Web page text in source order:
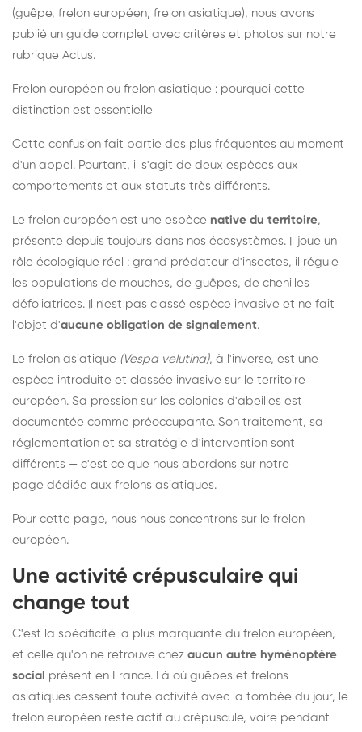
(guêpe, frelon européen, frelon asiatique), nous avons
publié un guide complet avec critères et photos sur notre
rubrique Actus.
Frelon européen ou frelon asiatique : pourquoi cette
distinction est essentielle
Cette confusion fait partie des plus fréquentes au moment
d'un appel. Pourtant, il s'agit de deux espèces aux
comportements et aux statuts très différents.
Le frelon européen est une espèce native du territoire,
présente depuis toujours dans nos écosystèmes. Il joue un
rôle écologique réel : grand prédateur d'insectes, il régule
les populations de mouches, de guêpes, de chenilles
défoliatrices. Il n'est pas classé espèce invasive et ne fait
l'objet d'aucune obligation de signalement.
Le frelon asiatique (Vespa velutina), à l'inverse, est une
espèce introduite et classée invasive sur le territoire
européen. Sa pression sur les colonies d'abeilles est
documentée comme préoccupante. Son traitement, sa
réglementation et sa stratégie d'intervention sont
différents — c'est ce que nous abordons sur notre
page dédiée aux frelons asiatiques.
Pour cette page, nous nous concentrons sur le frelon
européen.
Une activité crépusculaire qui
change tout
C'est la spécificité la plus marquante du frelon européen,
et celle qu'on ne retrouve chez aucun autre hyménoptère
social présent en France. Là où guêpes et frelons
asiatiques cessent toute activité avec la tombée du jour, le
frelon européen reste actif au crépuscule, voire pendant